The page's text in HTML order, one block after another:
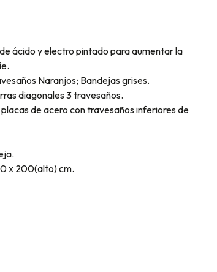
ácido y electro pintado para aumentar la
Naranjos; Bandejas grises.
diagonales 3 travesaños.
de acero con travesaños inferiores de
x 200(alto) cm.